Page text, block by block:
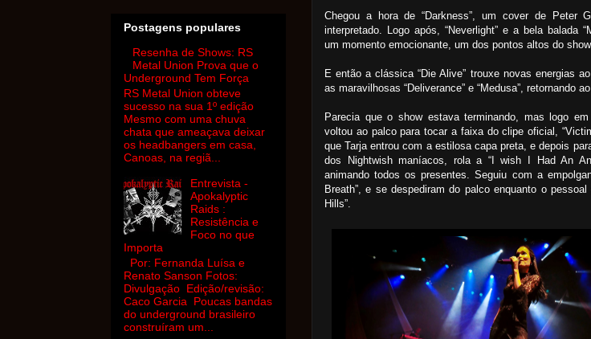
Chegou a hora de “Darkness”, um cover de Peter
interpretado. Logo após, “Neverlight” e a bela balada
um momento emocionante, um dos pontos altos do show.
E então a clássica “Die Alive” trouxe novas energias
as maravilhosas “Deliverance” e “Medusa”, retornando
Parecia que o show estava terminando, mas logo
voltou ao palco para tocar a faixa do clipe oficial,
que Tarja entrou com a estilosa capa preta, e depois
dos Nightwish maníacos, rola a “I wish I Had An
animando todos os presentes. Seguiu com a
Breath”, e se despediram do palco enquanto o pessoal
Hills”.
Postagens populares
Resenha de Shows: RS
Metal Union Prova que o
Underground Tem Força
RS Metal Union obteve
sucesso na sua 1º edição
Mesmo com uma chuva
chata que ameaçava deixar
os headbangers em casa,
Canoas, na regiã...
Entrevista -
Apokalyptic
Raids :
Resistência e
Foco no que
Importa
Por: Fernanda Luísa e
Renato Sanson Fotos:
Divulgação Edição/revisão:
Caco Garcia Poucas bandas
do underground brasileiro
construíram um...